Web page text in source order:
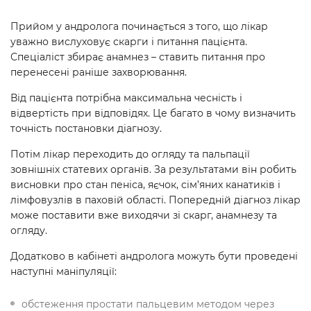
Прийом у андролога починається з того, що лікар
уважно вислуховує скарги і питання пацієнта.
Спеціаліст збирає анамнез – ставить питання про
перенесені раніше захворювання.
Від пацієнта потрібна максимальна чесність і
відвертість при відповідях. Це багато в чому визначить
точність постановки діагнозу.
Потім лікар переходить до огляду та пальпації
зовнішніх статевих органів. За результатами він робить
висновки про стан пеніса, яєчок, сім’яних канатиків і
лімфовузлів в паховій області. Попередній діагноз лікар
може поставити вже виходячи зі скарг, анамнезу та
огляду.
Додатково в кабінеті андролога можуть бути проведені
наступні маніпуляції:
обстеження простати пальцевим методом через